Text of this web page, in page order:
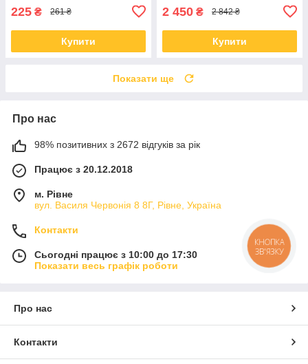
225 ₴ 261 ₴
Купити
2 450 ₴ 2 842 ₴
Купити
Показати ще
Про нас
98% позитивних з 2672 відгуків за рік
Працює з 20.12.2018
м. Рівне
вул. Василя Червонія 8 8Г, Рівне, Україна
Контакти
Сьогодні працює з 10:00 до 17:30
Показати весь графік роботи
Про нас
Контакти
КНОПКА
ЗВ'ЯЗКУ